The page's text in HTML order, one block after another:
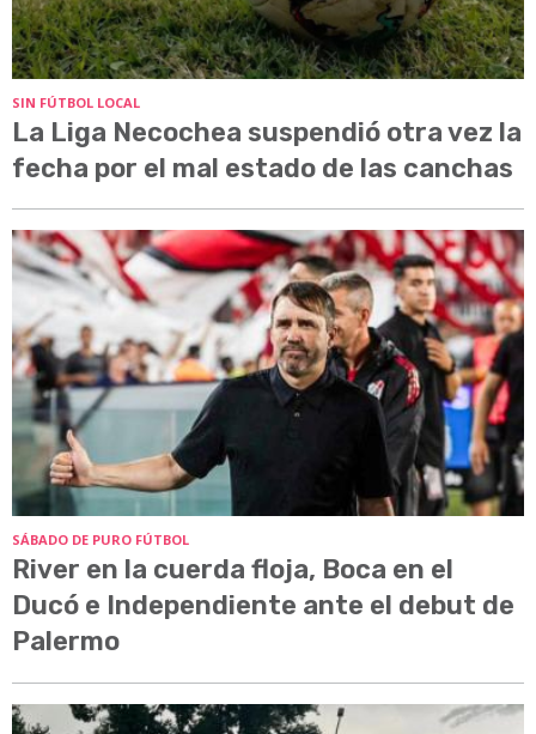
SIN FÚTBOL LOCAL
La Liga Necochea suspendió otra vez la
fecha por el mal estado de las canchas
SÁBADO DE PURO FÚTBOL
River en la cuerda floja, Boca en el
Ducó e Independiente ante el debut de
Palermo